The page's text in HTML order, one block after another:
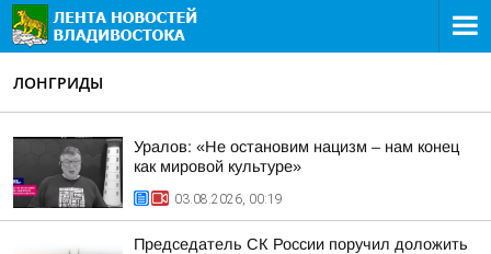
ЛОНГРИДЫ
Уралов: «Не остановим нацизм – нам конец
как мировой культуре»
03.08.2026, 00:19
Председатель СК России поручил доложить